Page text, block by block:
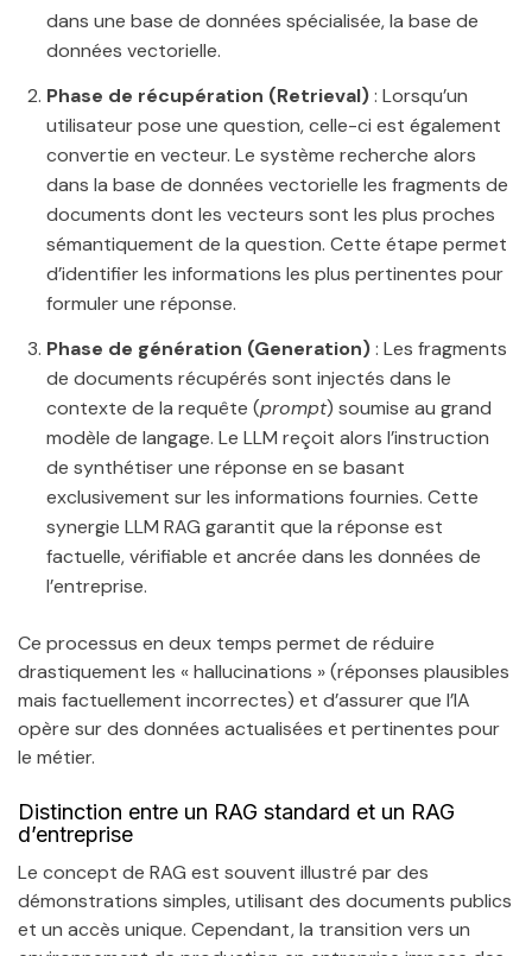
dans une base de données spécialisée, la base de
données vectorielle.
Phase de récupération (Retrieval): Lorsqu’un
utilisateur pose une question, celle-ci est également
convertie en vecteur. Le système recherche alors
dans la base de données vectorielle les fragments de
documents dont les vecteurs sont les plus proches
sémantiquement de la question. Cette étape permet
d’identifier les informations les plus pertinentes pour
formuler une réponse.
Phase de génération (Generation): Les fragments
de documents récupérés sont injectés dans le
contexte de la requête (prompt) soumise au grand
modèle de langage. Le LLM reçoit alors l’instruction
de synthétiser une réponse en se basant
exclusivement sur les informations fournies. Cette
synergie LLM RAG garantit que la réponse est
factuelle, vérifiable et ancrée dans les données de
l’entreprise.
Ce processus en deux temps permet de réduire
drastiquement les « hallucinations » (réponses plausibles
mais factuellement incorrectes) et d’assurer que l’IA
opère sur des données actualisées et pertinentes pour
le métier.
Distinction entre un RAG standard et un RAG
d’entreprise
Le concept de RAG est souvent illustré par des
démonstrations simples, utilisant des documents publics
et un accès unique. Cependant, la transition vers un